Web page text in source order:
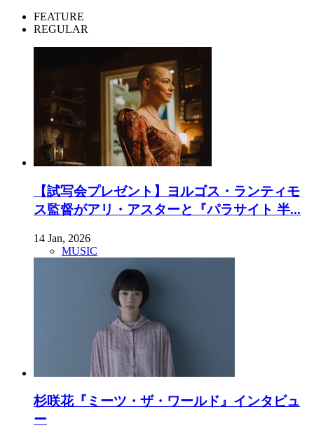
FEATURE
REGULAR
【試写会プレゼント】ヨルゴス・ランティモ
ス監督がアリ・アスターと『パラサイト 半...
14 Jan, 2026
MUSIC
杉咲花『ミーツ・ザ・ワールド』インタビュ
ー